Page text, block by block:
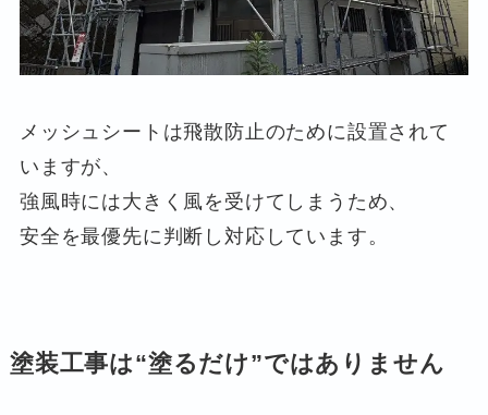
メッシュシートは飛散防止のために設置されて
いますが、
強風時には大きく風を受けてしまうため、
安全を最優先に判断し対応しています。
塗装工事は“塗るだけ”ではありません